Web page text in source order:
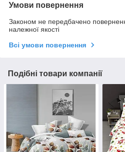
Умови повернення
Законом не передбачено
належної якості
Всі умови повернення
Подібні товари компанії